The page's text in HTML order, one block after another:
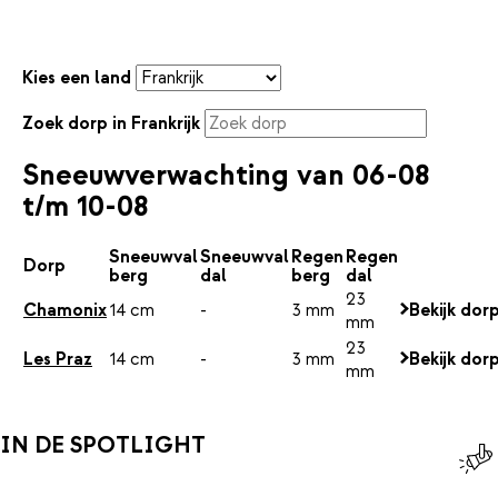
Kies een land
Zoek dorp in Frankrijk
Sneeuwverwachting van 06-08
t/m 10-08
Dorp
Sneeuwval
berg
Sneeuwval
dal
Regen
berg
Regen
dal
Chamonix14 cm - 3 mm 23
mm
Bekijk
Les Praz 14 cm - 3 mm 23
mm
Bekijk
IN DE SPOTLIGHT